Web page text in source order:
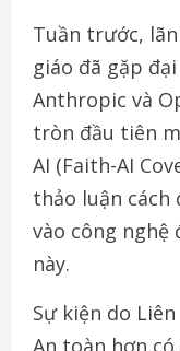
Tuần trước,
giáo đã gặp
Anthropic và
tròn đầu tiên
AI (Faith-AI
thảo luận cách
vào công
này.
Sự kiện do